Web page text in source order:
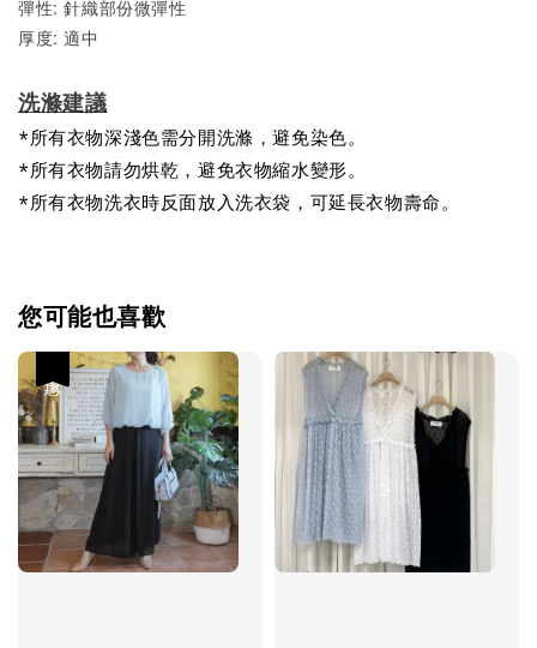
彈性: 針織部份微彈性
厚度: 適中
洗滌建議
*所有衣物深淺色需分開洗滌，避免染色。
*所有衣物請勿烘乾，避免衣物縮水變形。
*所有衣物洗衣時反面放入洗衣袋，可延長衣物壽命。
您可能也喜歡